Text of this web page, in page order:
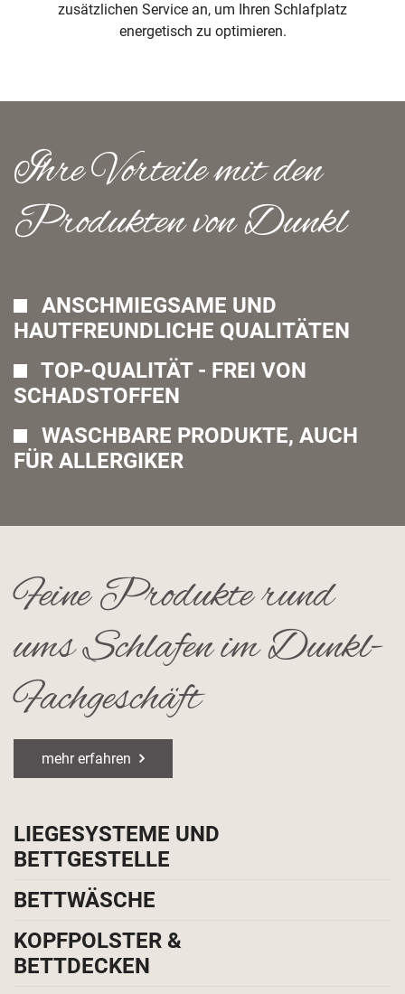
zusätzlichen Service an, um Ihren Schlafplatz
energetisch zu optimieren.
Ihre Vorteile mit den
Produkten von Dunkl
ANSCHMIEGSAME UND
HAUTFREUNDLICHE QUALITÄTEN
TOP-QUALITÄT - FREI VON
SCHADSTOFFEN
WASCHBARE PRODUKTE, AUCH
FÜR ALLERGIKER
Feine Produkte rund
ums Schlafen im Dunkl-
Fachgeschäft
mehr erfahren
LIEGESYSTEME UND
BETTGESTELLE
BETTWÄSCHE
KOPFPOLSTER &
BETTDECKEN